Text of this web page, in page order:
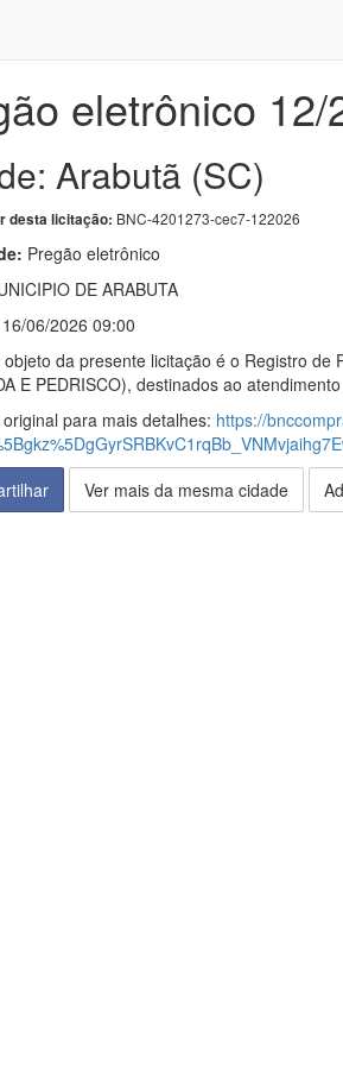
eletrônico 12/
Arabutã (SC)
desta licitação: BNC-4201273-cec7-122026
Pregão eletrônico
DE ARABUTA
16/06/2026 09:00
objeto da presente licitação é o Registro de
E PEDRISCO), destinados ao
para mais detalhes: https://
Ver mais da mesma cidade